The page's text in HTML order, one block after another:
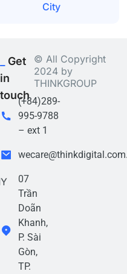
City
Get
in
touch(+84)289-
995-9788
– ext 1
07
Trần
Doãn
Khanh,
P. Sài
Gòn,
TP.
© All Copyright
2024 by
THINKGROUP